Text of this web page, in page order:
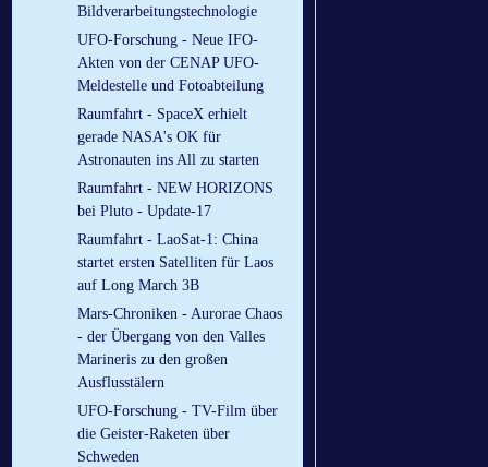
Bildverarbeitungstechnologie
UFO-Forschung - Neue IFO-
Akten von der CENAP UFO-
Meldestelle und Fotoabteilung
Raumfahrt - SpaceX erhielt
gerade NASA's OK für
Astronauten ins All zu starten
Raumfahrt - NEW HORIZONS
bei Pluto - Update-17
Raumfahrt - LaoSat-1: China
startet ersten Satelliten für Laos
auf Long March 3B
Mars-Chroniken - Aurorae Chaos
- der Übergang von den Valles
Marineris zu den großen
Ausflusstälern
UFO-Forschung - TV-Film über
die Geister-Raketen über
Schweden